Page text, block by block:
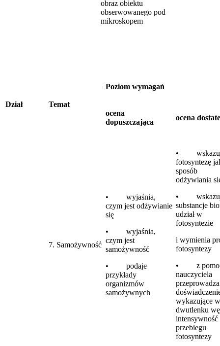
obraz obiektu
obserwowanego pod
mikroskopem
Dział Temat
Poziom wymagań
ocena
dopuszczająca
ocena
7. Samożywność
• wyjaśnia,
czym jest odżywianie
się
• wyjaśnia,
czym jest
samożywność
• podaje
przykłady
organizmów
samożywnych
•
fotosyntezę
sposób
odżywiania
•
substancje
udział w
fotosyntezie
i wymienia
fotosyntezy
• z
nauczyciela
przeprowadza
wykazujące
dwutlenku
intensywność
przebiegu
fotosyntezy